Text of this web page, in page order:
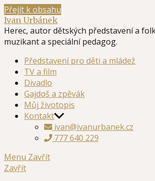
Přejít k obsahu
Ivan Urbánek
Herec, autor dětských představení a
muzikant a speciální pedagog.
Představení pro děti a mládež
TV a film
Divadlo
Gajdoš a zpěvák
Můj životopis
Kontakt
ivan@ivanurbanek.cz
777 640 229
Menu Zavřít
Zavřít